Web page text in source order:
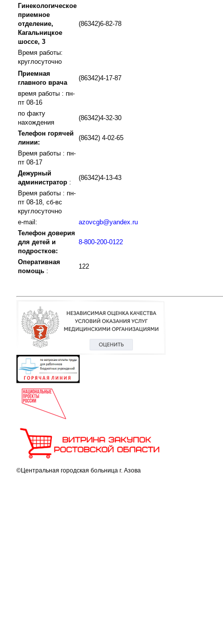
Гинекологическое
приемное
отделение,
Кагальницкое
шоссе, 3
(86342)6-82-78
Время работы:
круглосуточно
Приемная
главного врача
(86342)4-17-87
время работы : пн-
пт 08-16
по факту
нахождения
(86342)4-32-30
Телефон горячей
линии:
(86342) 4-02-65
Время работы : пн-
пт 08-17
Дежурный
администратор :
(86342)4-13-43
Время работы : пн-
пт 08-18, сб-вс
круглосуточно
e-mail:
azovcgb@yandex.ru
Телефон доверия
для детей и
подростков:
8-800-200-0122
Оперативная
помощь :
122
©Центральная городская больница г. Азова